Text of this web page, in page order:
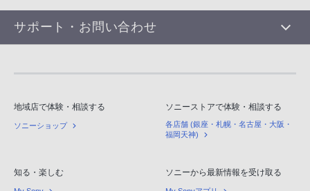
サポート・お問い合わせ
地域店で体験・相談する
ソニーショップ
ソニーストアで体験・相談する
各店舗 (銀座・札幌・名古屋・大阪・
福岡天神)
知る・楽しむ ソニーから最新情報を受け取る